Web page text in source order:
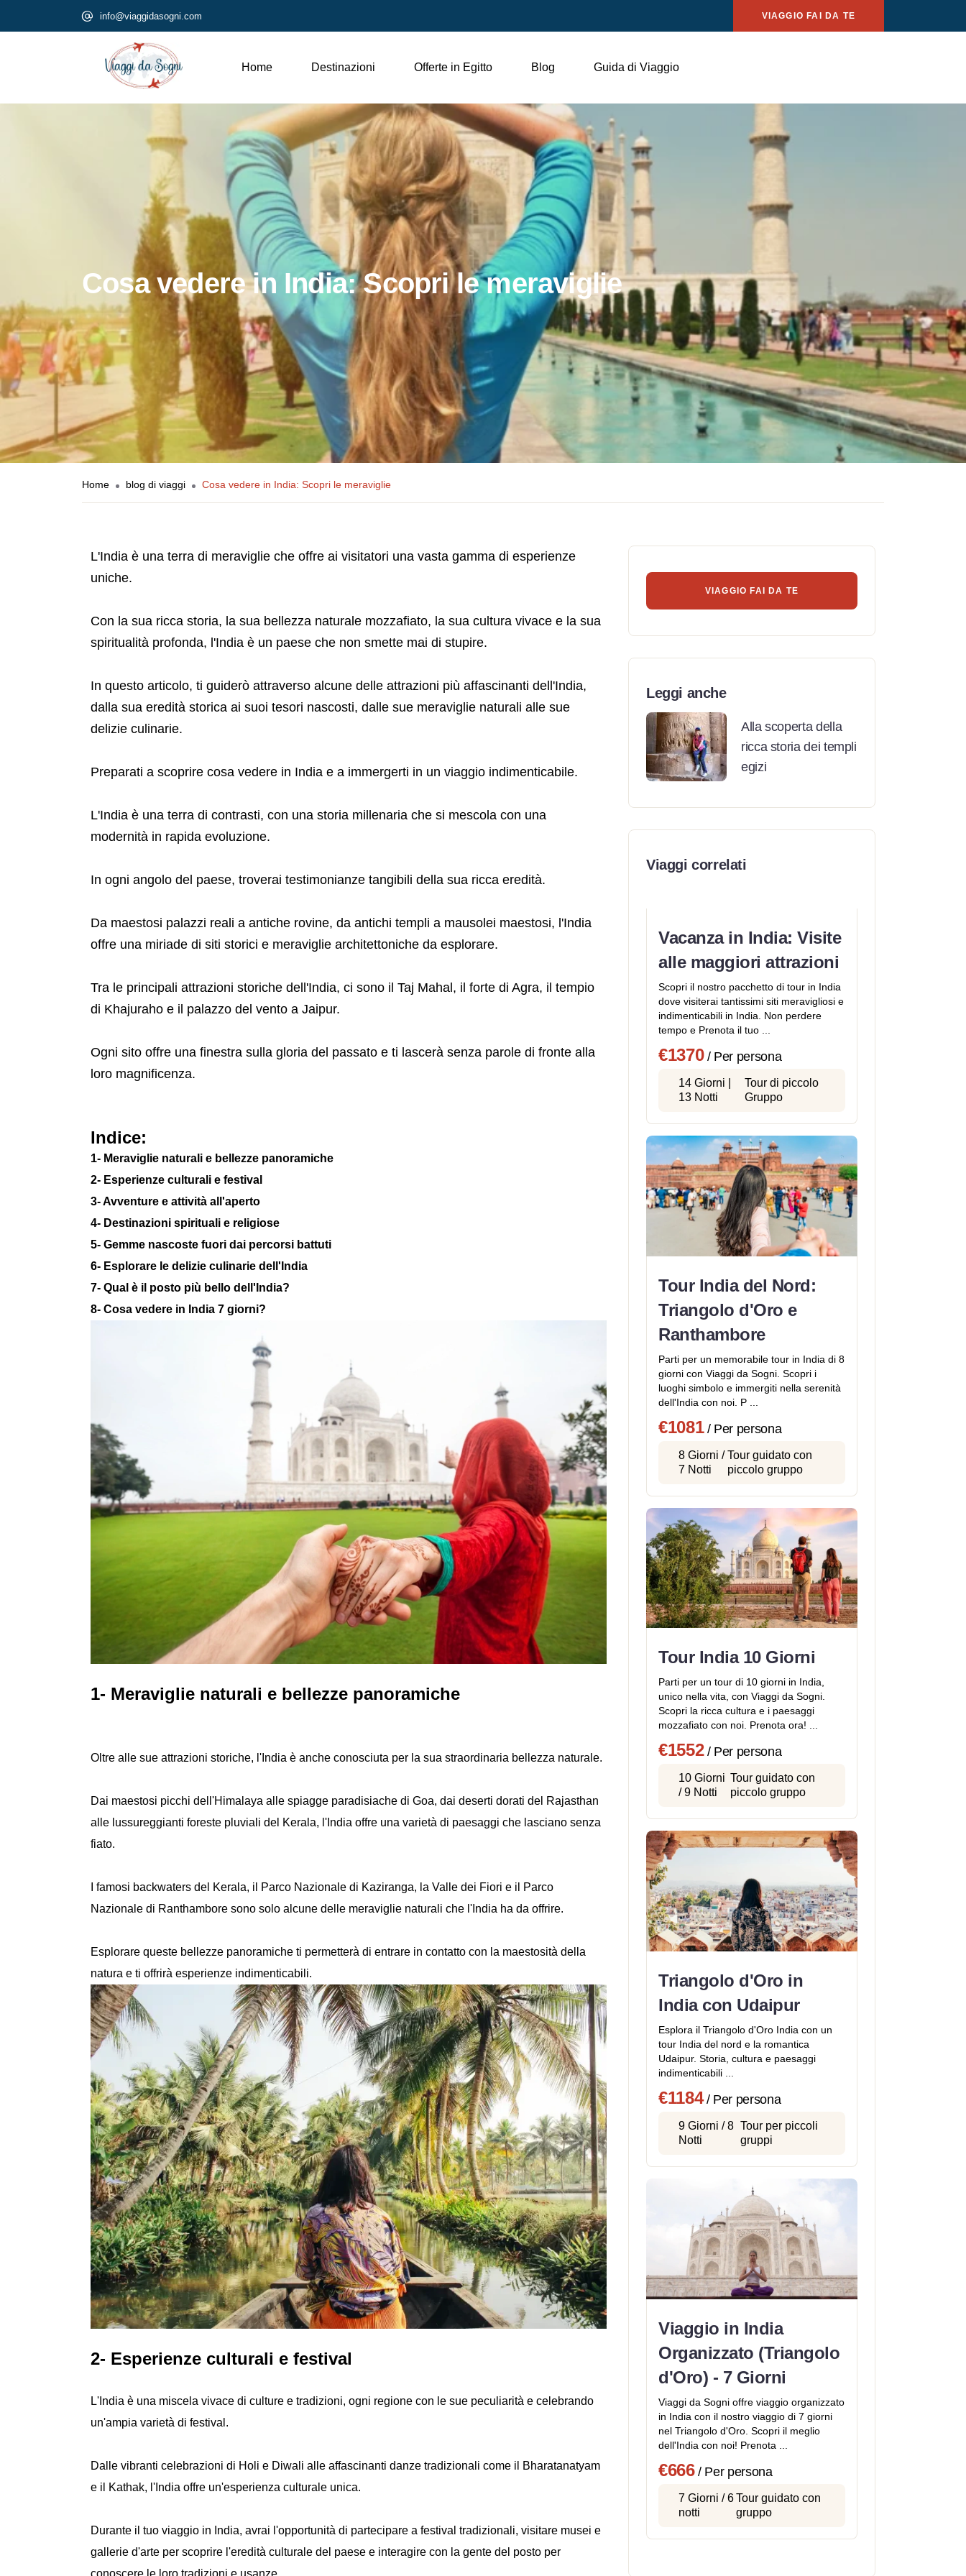
info@viaggidasogni.com VIAGGIO FAI DA TE
Home Destinazioni Offerte in Egitto Blog Guida di Viaggio
Cosa vedere in India: Scopri le meraviglie
Home blog di viaggi Cosa vedere in India: Scopri le meraviglie
L'India è una terra di meraviglie che offre ai visitatori una vasta gamma di esperienze
uniche.
Con la sua ricca storia, la sua bellezza naturale mozzafiato, la sua cultura vivace e la sua
spiritualità profonda, l'India è un paese che non smette mai di stupire.
In questo articolo, ti guiderò attraverso alcune delle attrazioni più affascinanti dell'India,
dalla sua eredità storica ai suoi tesori nascosti, dalle sue meraviglie naturali alle sue
delizie culinarie.
Preparati a scoprire cosa vedere in India e a immergerti in un viaggio indimenticabile.
L'India è una terra di contrasti, con una storia millenaria che si mescola con una
modernità in rapida evoluzione.
In ogni angolo del paese, troverai testimonianze tangibili della sua ricca eredità.
Da maestosi palazzi reali a antiche rovine, da antichi templi a mausolei maestosi, l'India
offre una miriade di siti storici e meraviglie architettoniche da esplorare.
Tra le principali attrazioni storiche dell'India, ci sono il Taj Mahal, il forte di Agra, il tempio
di Khajuraho e il palazzo del vento a Jaipur.
Ogni sito offre una finestra sulla gloria del passato e ti lascerà senza parole di fronte alla
loro magnificenza.
Indice:
1- Meraviglie naturali e bellezze panoramiche
2- Esperienze culturali e festival
3- Avventure e attività all'aperto
4- Destinazioni spirituali e religiose
5- Gemme nascoste fuori dai percorsi battuti
6- Esplorare le delizie culinarie dell'India
7- Qual è il posto più bello dell'India?
8- Cosa vedere in India 7 giorni?
1- Meraviglie naturali e bellezze panoramiche
Oltre alle sue attrazioni storiche, l'India è anche conosciuta per la sua straordinaria bellezza naturale.
Dai maestosi picchi dell'Himalaya alle spiagge paradisiache di Goa, dai deserti dorati del Rajasthan
alle lussureggianti foreste pluviali del Kerala, l'India offre una varietà di paesaggi che lasciano senza
fiato.
I famosi backwaters del Kerala, il Parco Nazionale di Kaziranga, la Valle dei Fiori e il Parco
Nazionale di Ranthambore sono solo alcune delle meraviglie naturali che l'India ha da offrire.
Esplorare queste bellezze panoramiche ti permetterà di entrare in contatto con la maestosità della
natura e ti offrirà esperienze indimenticabili.
2- Esperienze culturali e festival
L'India è una miscela vivace di culture e tradizioni, ogni regione con le sue peculiarità e celebrando
un'ampia varietà di festival.
Dalle vibranti celebrazioni di Holi e Diwali alle affascinanti danze tradizionali come il Bharatanatyam
e il Kathak, l'India offre un'esperienza culturale unica.
Durante il tuo viaggio in India, avrai l'opportunità di partecipare a festival tradizionali, visitare musei e
gallerie d'arte per scoprire l'eredità culturale del paese e interagire con la gente del posto per
conoscere le loro tradizioni e usanze.
VIAGGIO FAI DA TE
Leggi anche
Alla scoperta della
ricca storia dei templi
egizi
Viaggi correlati
Vacanza in India: Visite
alle maggiori attrazioni
Scopri il nostro pacchetto di tour in India
dove visiterai tantissimi siti meravigliosi e
indimenticabili in India. Non perdere
tempo e Prenota il tuo ...
€1370/ Per persona
14 Giorni |
13 Notti
Tour di piccolo
Gruppo
Tour India del Nord:
Triangolo d'Oro e
Ranthambore
Parti per un memorabile tour in India di 8
giorni con Viaggi da Sogni. Scopri i
luoghi simbolo e immergiti nella serenità
dell'India con noi. P ...
€1081/ Per persona
8 Giorni /
7 Notti
Tour guidato con
piccolo gruppo
Tour India 10 Giorni
Parti per un tour di 10 giorni in India,
unico nella vita, con Viaggi da Sogni.
Scopri la ricca cultura e i paesaggi
mozzafiato con noi. Prenota ora! ...
€1552/ Per persona
10 Giorni
/ 9 Notti
Tour guidato con
piccolo gruppo
Triangolo d'Oro in
India con Udaipur
Esplora il Triangolo d'Oro India con un
tour India del nord e la romantica
Udaipur. Storia, cultura e paesaggi
indimenticabili ...
€1184/ Per persona
9 Giorni / 8
Notti
Tour per piccoli
gruppi
Viaggio in India
Organizzato (Triangolo
d'Oro) - 7 Giorni
Viaggi da Sogni offre viaggio organizzato
in India con il nostro viaggio di 7 giorni
nel Triangolo d'Oro. Scopri il meglio
dell'India con noi! Prenota ...
€666/ Per persona
7 Giorni / 6
notti
Tour guidato con
gruppo